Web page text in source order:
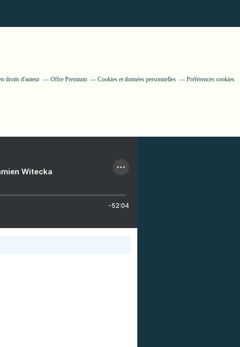
droits d'auteur Offre Premium Cookies et données personnelles Préférences cookies
Witecka
-52:04